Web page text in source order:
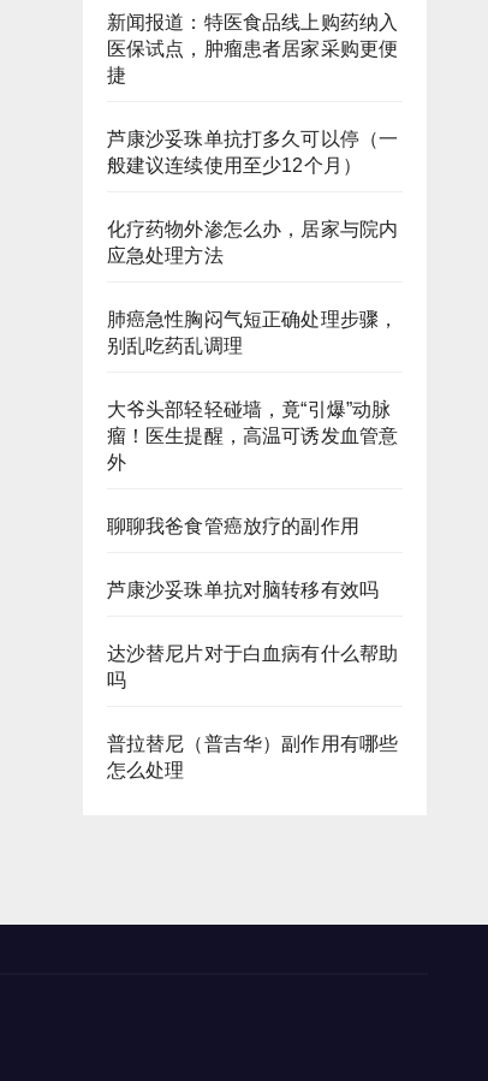
新闻报道：特医食品线上购药纳入
医保试点，肿瘤患者居家采购更便
捷
芦康沙妥珠单抗打多久可以停（一
般建议连续使用至少12个月）
化疗药物外渗怎么办，居家与院内
应急处理方法
肺癌急性胸闷气短正确处理步骤，
别乱吃药乱调理
大爷头部轻轻碰墙，竟“引爆”动脉
瘤！医生提醒，高温可诱发血管意
外
聊聊我爸食管癌放疗的副作用
芦康沙妥珠单抗对脑转移有效吗
达沙替尼片对于白血病有什么帮助
吗
普拉替尼（普吉华）副作用有哪些
怎么处理